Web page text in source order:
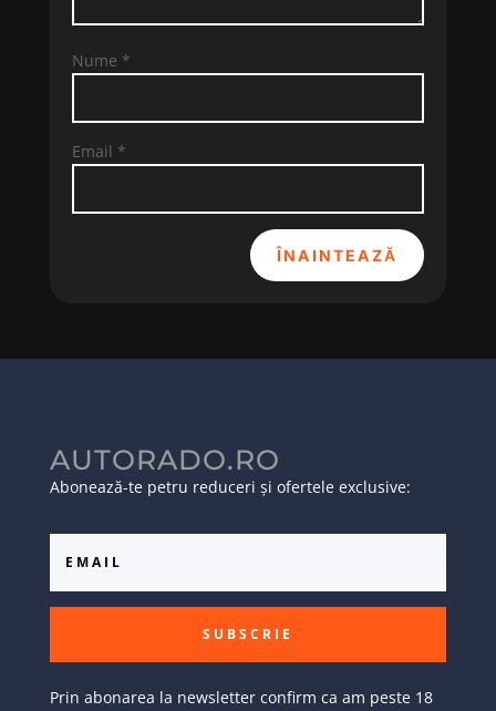
Nume *
Email *
ÎNAINTEAZĂ
AUTORADO.RO
Abonează-te petru reduceri și ofertele exclusive:
SUBSCRIE
Prin abonarea la newsletter confirm ca am peste 18